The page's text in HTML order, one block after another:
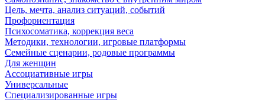
Цель, мечта, анализ ситуаций, событий
Профориентация
Психосоматика, коррекция веса
Методики, технологии, игровые платформы
Семейные сценарии, родовые программы
Для женщин
Ассоциативные игры
Универсальные
Специализированные игры